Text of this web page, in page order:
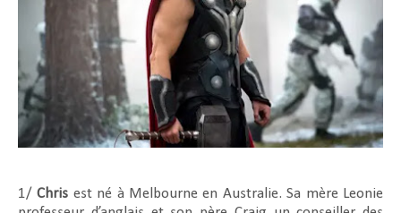
1/Chris est né à Melbourne en Australie. Sa mère Leonie